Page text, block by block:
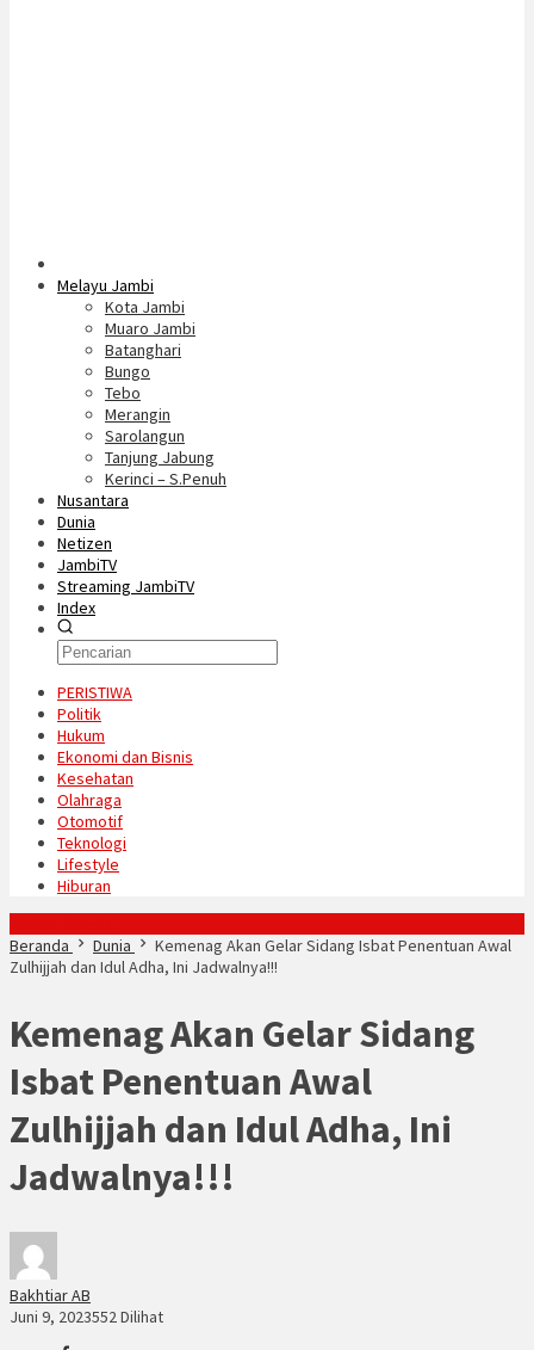
Melayu Jambi
Kota Jambi
Muaro Jambi
Batanghari
Bungo
Tebo
Merangin
Sarolangun
Tanjung Jabung
Kerinci – S.Penuh
Nusantara
Dunia
Netizen
JambiTV
Streaming JambiTV
Index
PERISTIWA
Politik
Hukum
Ekonomi dan Bisnis
Kesehatan
Olahraga
Otomotif
Teknologi
Lifestyle
Hiburan
Beranda
Dunia
Kemenag Akan Gelar Sidang Isbat Penentuan Awal
Zulhijjah dan Idul Adha, Ini Jadwalnya!!!
Kemenag Akan Gelar Sidang
Isbat Penentuan Awal
Zulhijjah dan Idul Adha, Ini
Jadwalnya!!!
Bakhtiar AB
Juni 9, 2023552 Dilihat